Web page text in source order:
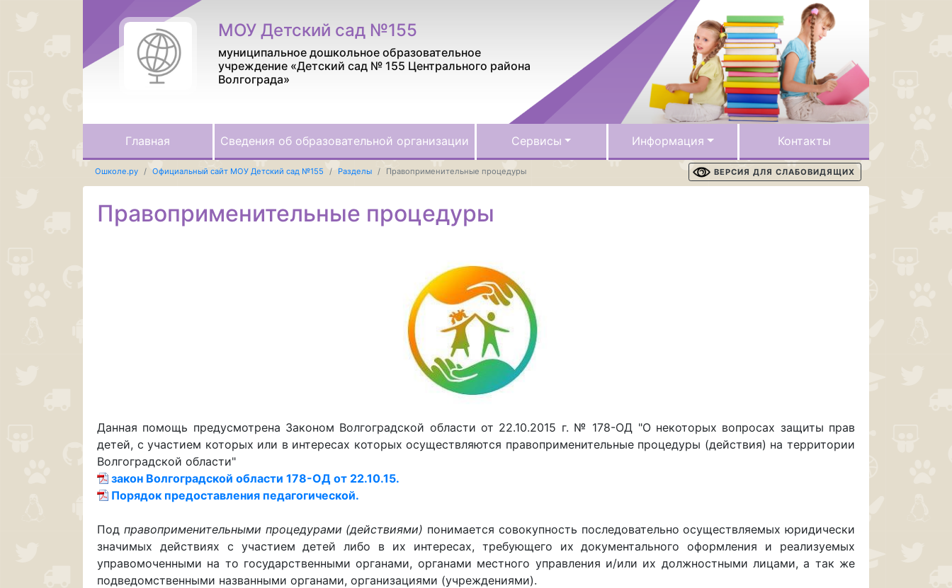
МОУ Детский сад №155
муниципальное дошкольное образовательное
учреждение «Детский сад № 155 Центрального района
Волгограда»
Главная Сведения об образовательной организации Сервисы Информация Контакты
Ошколе.ру Официальный сайт МОУ Детский сад №155 Разделы Правоприменительные процедуры ВЕРСИЯ ДЛЯ СЛАБОВИДЯЩИХ
Правоприменительные процедуры
Данная помощь предусмотрена Законом Волгоградской области от 22.10.2015 г. № 178-ОД "О некоторых вопросах защиты прав
детей, с участием которых или в интересах которых осуществляются правоприменительные процедуры (действия) на территории
Волгоградской области"
закон Волгоградской области 178-ОД от 22.10.15.
Порядок предоставления педагогической.
Под правоприменительными процедурами (действиями) понимается совокупность последовательно осуществляемых юридически
значимых действиях с участием детей либо в их интересах, требующего их документального оформления и реализуемых
управомоченными на то государственными органами, органами местного управления и/или их должностными лицами, а так же
подведомственными названными органами, организациями (учреждениями).